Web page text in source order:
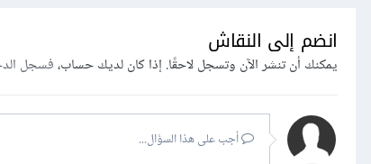
انضم إلى النقاش
يمكنك أن تنشر الآن وتسجل لاحقًا. إذا كان لديك حساب،فسجل
أجب على هذا السؤال...